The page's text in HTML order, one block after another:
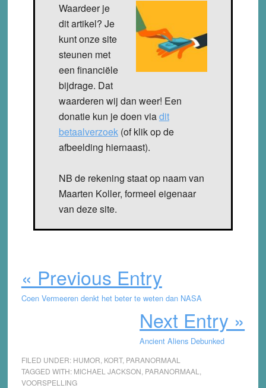
Waardeer je
dit artikel? Je
kunt onze site
steunen met
een financiële
bijdrage. Dat
waarderen wij dan weer! Een
donatie kun je doen viadit
betaalverzoek(of klik op de
afbeelding hiernaast).
NB de rekening staat op naam van
Maarten Koller, formeel eigenaar
van deze site.
« Previous Entry
Coen Vermeeren denkt het beter te weten dan NASA
Next Entry »
Ancient Aliens Debunked
FILED UNDER: HUMOR KORT, PARANORMAAL
TAGGED WITH: MICHAEL JACKSON PARANORMAAL
VOORSPELLING